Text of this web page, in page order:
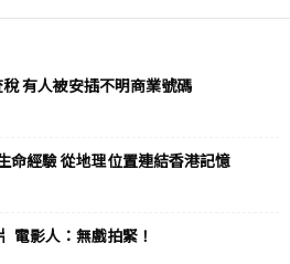
有人被安插不明商業號碼
命經驗 從地理位置連結香港記憶
電影人：無戲拍緊！